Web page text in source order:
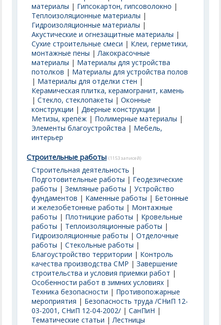
материалы | Гипсокартон, гипсоволокно |
Теплоизоляционные материалы |
Гидроизоляционные материалы |
Акустические и огнезащитные материалы |
Сухие строительные смеси | Клеи, герметики,
монтажные пены |Лакокрасочные
материалы | Материалы для устройства
потолков | Материалы для устройства полов
| Материалы для отделки стен |
Керамическая плитка, керамогранит, камень
|Стекло, стеклопакеты |Оконные
конструкции |Дверные конструкции |
Метизы, крепёж | Полимерные материалы |
Элементы благоустройства | Мебель,
интерьер
Строительные работы (1153 записей)
Строительная деятельность |
Подготовительные работы | Геодезические
работы |Земляные работы |Устройство
фундаментов | Каменные работы | Бетонные
и железобетонные работы | Монтажные
работы | Плотницкие работы | Кровельные
работы | Теплоизоляционные работы |
Гидроизоляционные работы |Отделочные
работы |Стекольные работы |
Благоустройство территории | Контроль
качества производства СМР |Завершение
строительства и условия приемки работ |
Особенности работ в зимних условиях |
Техника безопасности | Противопожарные
мероприятия | Безопасность труда /СНиП 12-
03-2001, СНиП 12-04-2002/ |СанПиН |
Тематические статьи |Лестницы